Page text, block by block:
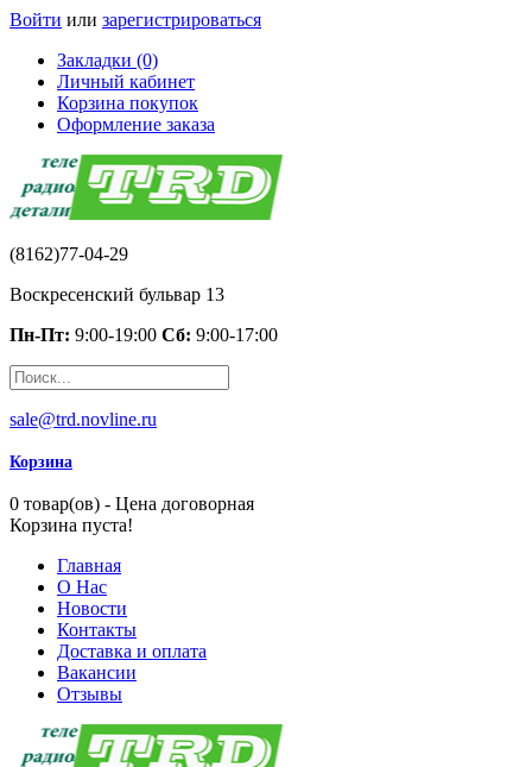
Войти или зарегистрироваться
Закладки (0)
Личный кабинет
Корзина покупок
Оформление заказа
(8162)77-04-29
Воскресенский бульвар 13
Пн-Пт: 9:00-19:00 Сб: 9:00-17:00
sale@trd.novline.ru
Корзина
0 товар(ов) - Цена договорная
Корзина пуста!
Главная
О Нас
Новости
Контакты
Доставка и оплата
Вакансии
Отзывы